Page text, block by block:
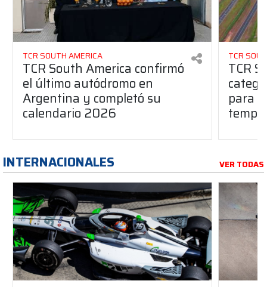
TCR SOUTH AMERICA
TCR South America confirmó
el último autódromo en
Argentina y completó su
calendario 2026
TCR
TCR
para
INTERNACIONALES VER TODAS